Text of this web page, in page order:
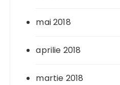
mai 2018
aprilie 2018
martie 2018